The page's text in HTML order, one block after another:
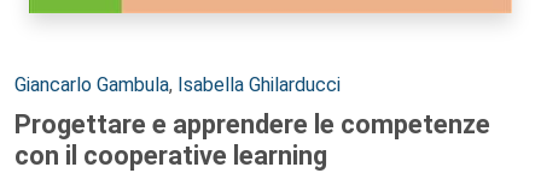
Autori:
Giancarlo Gambula, Isabella Ghilarducci
Progettare e apprendere le competenze
con il cooperative learning